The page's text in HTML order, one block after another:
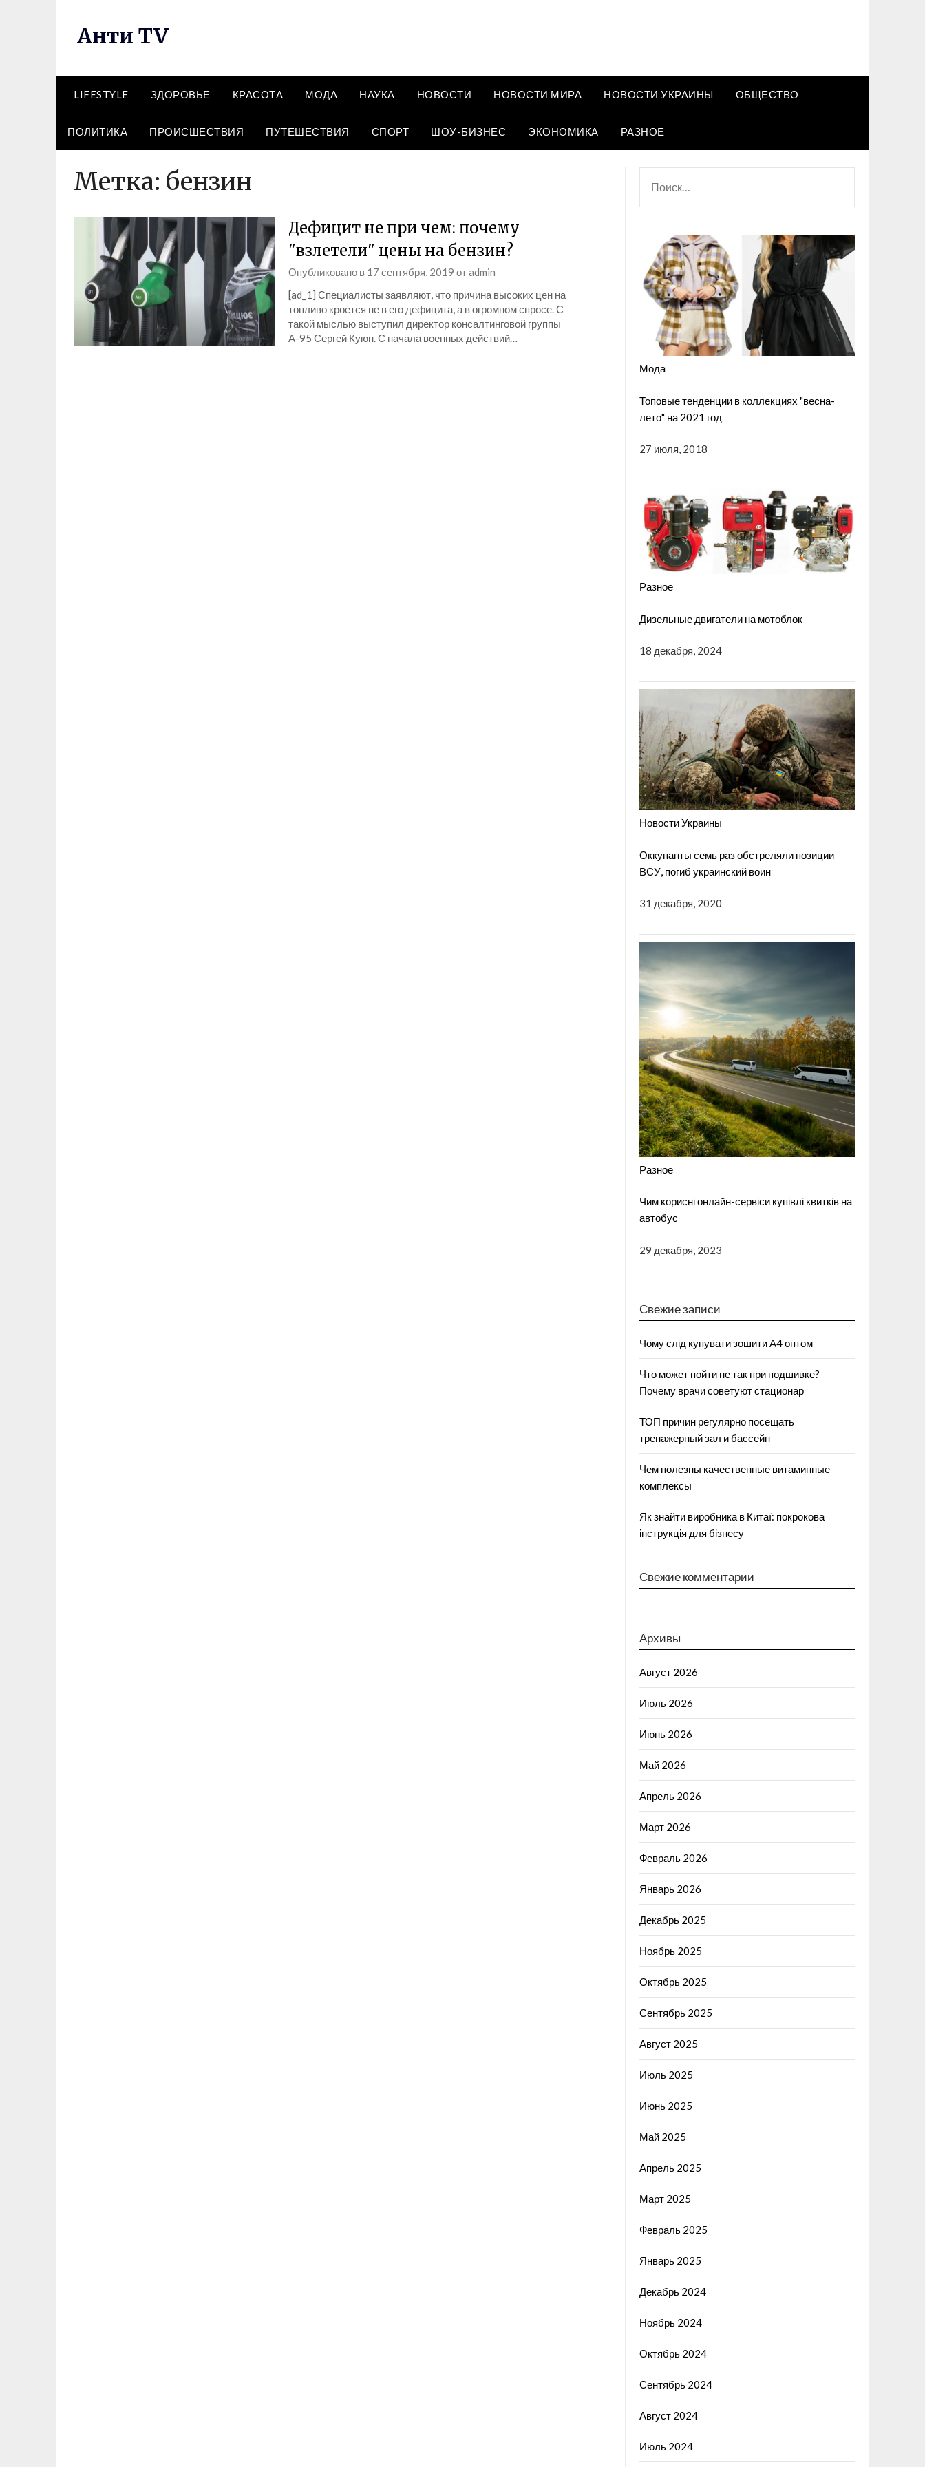
Анти TV
LIFESTYLE ЗДОРОВЬЕ КРАСОТА МОДА НАУКА НОВОСТИ НОВОСТИ МИРА НОВОСТИ УКРАИНЫ ОБЩЕСТВО
ПОЛИТИКА ПРОИСШЕСТВИЯ ПУТЕШЕСТВИЯ СПОРТ ШОУ-БИЗНЕС ЭКОНОМИКА РАЗНОЕ
Метка: бензин
Дефицит не при чем: почему
"взлетели" цены на бензин?
Опубликовано в 17 сентября, 2019 отadmin
[ad_1] Специалисты заявляют, что причина высоких цен на
топливо кроется не в его дефицита, а в огромном спросе. С
такой мыслью выступил директор консалтинговой группы
А-95 Сергей Куюн. С начала военных действий…
Мода
Топовые тенденции в коллекциях "весна-
лето" на 2021 год
27 июля, 2018
Разное
Дизельные двигатели на мотоблок
18 декабря, 2024
Новости Украины
Оккупанты семь раз обстреляли позиции
ВСУ, погиб украинский воин
31 декабря, 2020
Разное
Чим корисні онлайн-сервіси купівлі квитків на
автобус
29 декабря, 2023
Свежие записи
Чому слід купувати зошити А4 оптом
Что может пойти не так при подшивке?
Почему врачи советуют стационар
ТОП причин регулярно посещать
тренажерный зал и бассейн
Чем полезны качественные витаминные
комплексы
Як знайти виробника в Китаї: покрокова
інструкція для бізнесу
Свежие комментарии
Архивы
Август 2026
Июль 2026
Июнь 2026
Май 2026
Апрель 2026
Март 2026
Февраль 2026
Январь 2026
Декабрь 2025
Ноябрь 2025
Октябрь 2025
Сентябрь 2025
Август 2025
Июль 2025
Июнь 2025
Май 2025
Апрель 2025
Март 2025
Февраль 2025
Январь 2025
Декабрь 2024
Ноябрь 2024
Октябрь 2024
Сентябрь 2024
Август 2024
Июль 2024